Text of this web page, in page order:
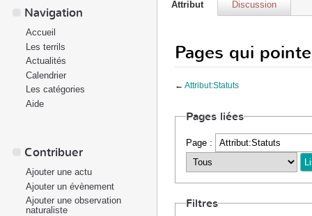
Attribut Discussion
Pages qui
← Attribut:Statuts
Pages liées
Page :
Filtres
Navigation
Accueil
Les terrils
Actualités
Calendrier
Les catégories
Aide
Contribuer
Ajouter une actu
Ajouter un évènement
Ajouter une observation
naturaliste